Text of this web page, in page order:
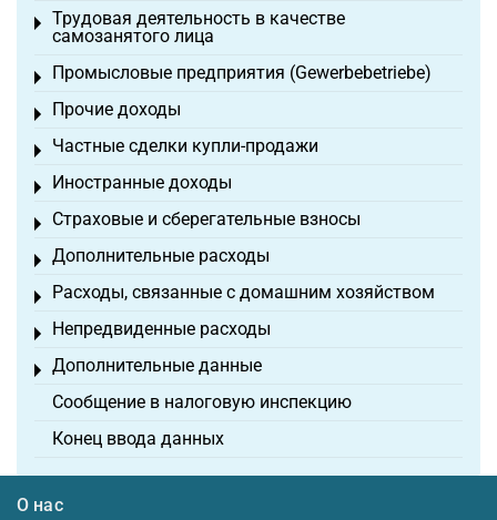
Трудовая деятельность в качестве
самозанятого лица
Toggle menu
Промысловые предприятия (Gewerbebetriebe)
Toggle menu
Прочие доходы
Toggle menu
Частные сделки купли-продажи
Toggle menu
Иностранные доходы
Toggle menu
Страховые и сберегательные взносы
Toggle menu
Дополнительные расходы
Toggle menu
Расходы, связанные с домашним хозяйством
Toggle menu
Непредвиденные расходы
Toggle menu
Дополнительные данные
Toggle menu
Сообщение в налоговую инспекцию
Конец ввода данных
О нас